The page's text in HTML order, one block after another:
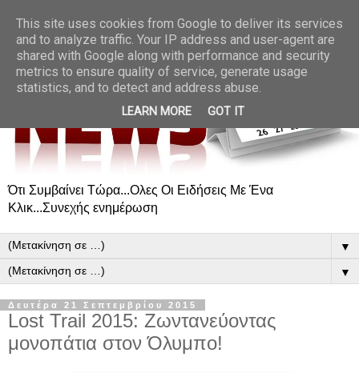
Ότι Συμβαίνει Τώρα...Ολες Οι Ειδήσεις Με Ένα
Κλικ...Συνεχής ενημέρωση
▼
▼
Δευτέρα 21 Σεπτεμβρίου 2015
Lost Trail 2015: Ζωντανεύοντας
μονοπάτια στον Όλυμπο!
This site uses cookies from Google to deliver its services
and to analyze traffic. Your IP address and user-agent are
shared with Google along with performance and security
metrics to ensure quality of service, generate usage
statistics, and to detect and address abuse.
LEARN MORE GOT IT